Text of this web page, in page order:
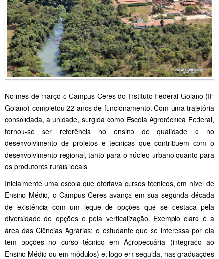
No mês de março o Campus Ceres do Instituto Federal Goiano (IF
Goiano) completou 22 anos de funcionamento. Com uma trajetória
consolidada, a unidade, surgida como Escola Agrotécnica Federal,
tornou-se ser referência no ensino de qualidade e no
desenvolvimento de projetos e técnicas que contribuem com o
desenvolvimento regional, tanto para o núcleo urbano quanto para
os produtores rurais locais.
Inicialmente uma escola que ofertava cursos técnicos, em nível de
Ensino Médio, o Campus Ceres avança em sua segunda década
de existência com um leque de opções que se destaca pela
diversidade de opções e pela verticalização. Exemplo claro é a
área das Ciências Agrárias: o estudante que se interessa por ela
tem opções no curso técnico em Agropecuária (integrado ao
Ensino Médio ou em módulos) e, logo em seguida, nas graduações